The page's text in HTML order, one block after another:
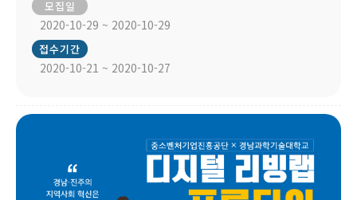
모집일
2020-10-29 ~ 2020-10-29
접수기간
2020-10-21 ~ 2020-10-27